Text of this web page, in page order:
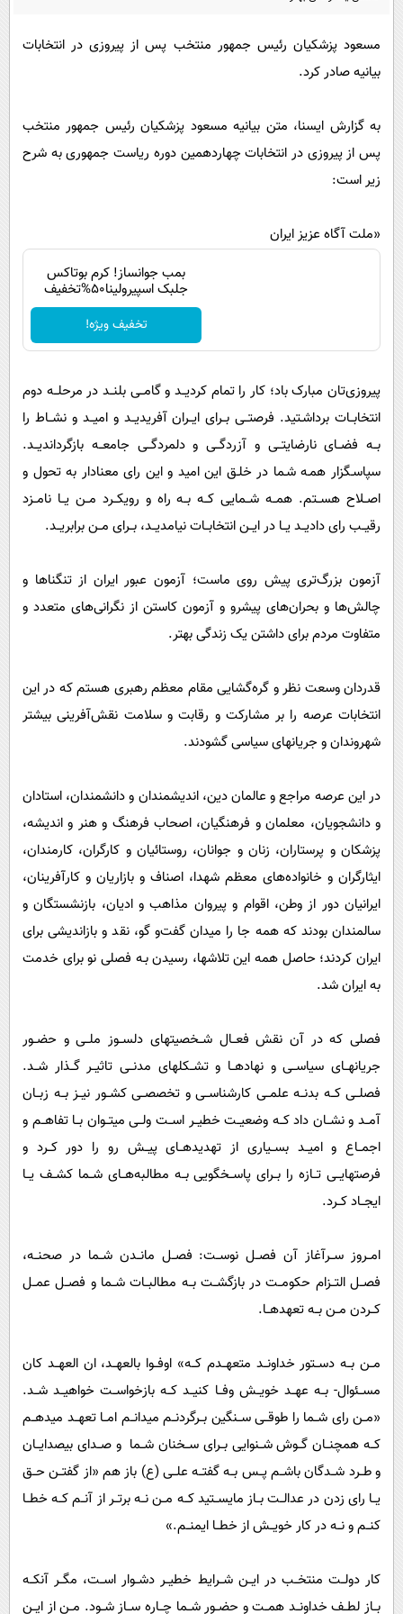
فناوری
حیات وحش
سیاست خارجی
روانشناسی
مسعود پزشکیان رئیس جمهور منتخب پس از پیروزی در انتخابات
بیانیه صادر کرد.
به گزارش ایسنا، متن بیانیه مسعود پزشکیان رئیس جمهور منتخب
پس از پیروزی در انتخابات چهاردهمین دوره ریاست جمهوری به شرح
زیر است:
«ملت آگاه عزیز ایران
بمب جوانساز! کرم بوتاکس
جلبک اسپیرولینا50%تخفیف
تخفیف ویژه!
پیروزی‌تان مبارک باد؛ کار را تمام کردیــد و گامــی بلنــد در مرحلــه دوم
انتخابــات برداشـتید. فرصتــی بــرای ایــران آفریدیــد و امیــد و نشــاط را
بــه فضــای نارضایتــی و آزردگــی و دلمردگــی جامعــه بازگرداندیــد.
سپاسـگزار همـه شـما در خلـق این امید و این رای معنادار به تحول و
اصــلاح هســتم. همــه شــمایی کــه بــه راه و رویکــرد مــن یــا نامــزد
رقیــب رای دادیــد یــا در ایــن انتخابــات نیامدیــد، بــرای مــن برابریــد.
آزمون بزرگ‌تری پیش روی ماست؛ آزمون عبور ایران از تنگناها و
چالش‌ها و بحران‌های پیشرو و آزمون کاستن از نگرانی‌های متعدد و
متفاوت مردم برای داشتن یک زندگی بهتر.
قدردان وسعت نظر و گره‌گشایی مقام معظم رهبری هستم که در این
انتخابات عرصه را بر مشارکت و رقابت و سلامت نقش‌آفرینی بیشتر
شهروندان و جریانهای سیاسی گشودند.
در این عرصه مراجع و عالمان دین، اندیشمندان و دانشمندان، استادان
و دانشجویان، معلمان و فرهنگیان، اصحاب فرهنگ و هنر و اندیشه،
پزشکان و پرستاران، زنان و جوانان، روستائیان و کارگران، کارمندان،
ایثارگران و خانواده‌های معظم شهدا، اصناف و بازاریان و کارآفرینان،
ایرانیان دور از وطن، اقوام و پیروان مذاهب و ادیان، بازنشستگان و
سالمندان بودند که همه جا را میدان گفت‌و گو، نقد و بازاندیشی برای
ایران کردند؛ حاصل همه این تلاشها، رسیدن بـه فصلی نو برای خدمت
به ایران شد.
فصلی که در آن نقش فعــال شــخصیتهای دلســوز ملــی و حضــور
جریانهــای سیاســی و نهادهــا و تشــکلهای مدنــی تاثیــر گــذار شــد.
فصلــی کــه بدنــه علمــی کارشناســی و تخصصــی کشــور نیــز بــه زبــان
آمــد و نشــان داد کــه وضعیــت خطیــر اســت ولــی میتــوان بــا تفاهــم و
اجمــاع و امیــد بســیاری از تهدیدهــای پیــش رو را دور کــرد و
فرصتهایــی تــازه را بــرای پاســخگویی بــه مطالبه‌هــای شــما کشــف یــا
ایجــاد کــرد.
امــروز ســرآغاز آن فصــل نوســت: فصــل مانــدن شــما در صحنــه،
فصــل التــزام حکومــت در بازگشــت بــه مطالبــات شــما و فصــل عمــل
کــردن مــن بــه تعهدهــا.
مــن بــه دســتور خداونــد متعهــدم کــه» اوفــوا بالعهــد، ان العهــد کان
مســئوال- بــه عهــد خویــش وفــا کنیــد کــه بازخواســت خواهیــد شــد.
«مــن رای شــما را طوقــی ســنگین بــرگردنــم میدانــم امــا تعهــد میدهــم
کــه همچنــان گــوش شــنوایی بــرای ســخنان شــما و صــدای بیصدایــان
و طــرد شــدگان باشــم پــس بــه گفتــه علــی (ع) باز هم «از گفتــن حــق
یــا رای زدن در عدالــت بــاز مایســتید کــه مــن نــه برتــر از آنــم کــه خطــا
کنــم و نــه در کار خویــش از خطــا ایمنــم.»
کار دولــت منتخــب در ایــن شــرایط خطیــر دشــوار اســت، مگــر آنکــه
بــاز لطــف خداونــد همــت و حضــور شــما چــاره ســاز شــود. مــن از ایــن